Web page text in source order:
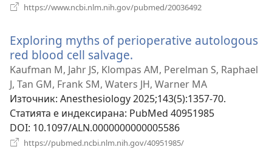
https://www.ncbi.nlm.nih.gov/pubmed/20036492
Exploring myths of perioperative autologous
red blood cell salvage.
нов
прозорец)
Kaufman M, Jahr JS, Klompas AM, Perelman S, Raphael
J, Tan GM, Frank SM, Waters JH, Warner MA
Източник‎: Anesthesiology 2025;143(5):1357-70.
Статията е индексирана‎: PubMed 40951985
DOI‎: 10.1097/ALN.0000000000005586
https://pubmed.ncbi.nlm.nih.gov/40951985/